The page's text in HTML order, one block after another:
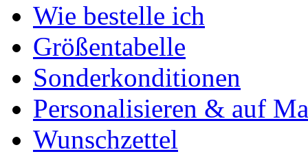
Wie bestelle ich
Größentabelle
Sonderkonditionen
Personalisieren & auf
Wunschzettel